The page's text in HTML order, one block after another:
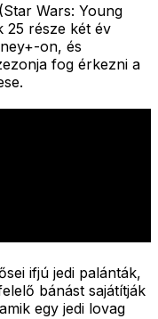
Wars: Young
25 része két év
on, és
fog érkezni a
ifjú jedi palánták,
bánást sajátítják
egy jedi lovag